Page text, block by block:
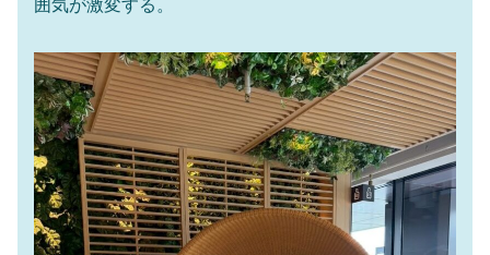
囲気が激変する。